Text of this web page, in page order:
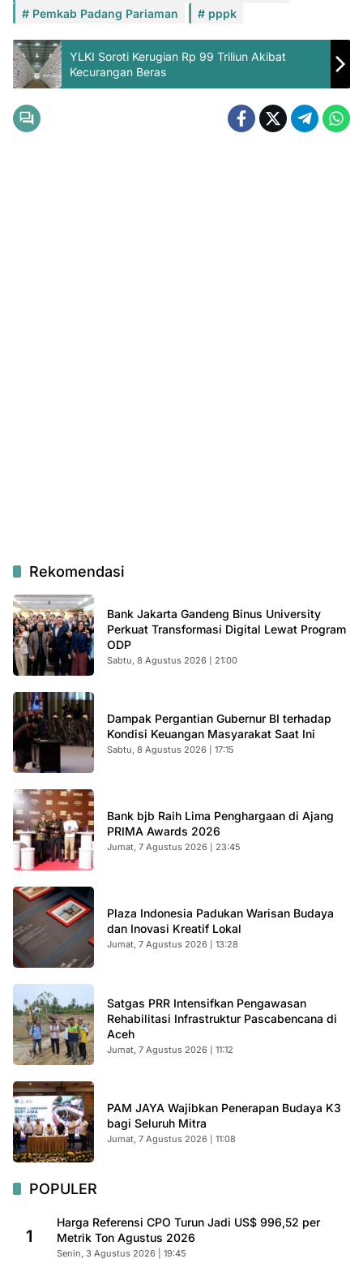
Pemkab Padang Pariaman pppk
YLKI Soroti Kerugian Rp 99 Triliun Akibat
Kecurangan Beras
Rekomendasi
Bank Jakarta Gandeng Binus University
Perkuat Transformasi Digital Lewat Program
ODP
Sabtu, 8 Agustus 2026 | 21:00
Dampak Pergantian Gubernur BI terhadap
Kondisi Keuangan Masyarakat Saat Ini
Sabtu, 8 Agustus 2026 | 17:15
Bank bjb Raih Lima Penghargaan di Ajang
PRIMA Awards 2026
Jumat, 7 Agustus 2026 | 23:45
Plaza Indonesia Padukan Warisan Budaya
dan Inovasi Kreatif Lokal
Jumat, 7 Agustus 2026 | 13:28
Satgas PRR Intensifkan Pengawasan
Rehabilitasi Infrastruktur Pascabencana di
Aceh
Jumat, 7 Agustus 2026 | 11:12
PAM JAYA Wajibkan Penerapan Budaya K3
bagi Seluruh Mitra
Jumat, 7 Agustus 2026 | 11:08
POPULER
1
Harga Referensi CPO Turun Jadi US$ 996,52 per
Metrik Ton Agustus 2026
Senin, 3 Agustus 2026 | 19:45